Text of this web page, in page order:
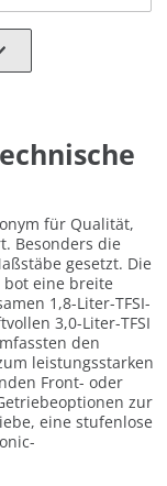
für Qualität,
Besonders die
gesetzt. Die
bot eine breite
1,8-Liter-TFSI-
3,0-Liter-TFSI
den
leistungsstarken
Front- oder
zur
eine stufenlose